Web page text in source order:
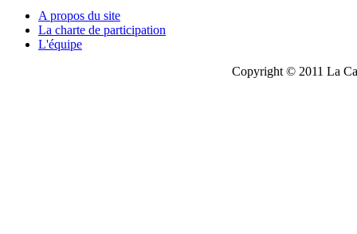
A propos du site
La charte de participation
L'équipe
Copyright © 2011 La